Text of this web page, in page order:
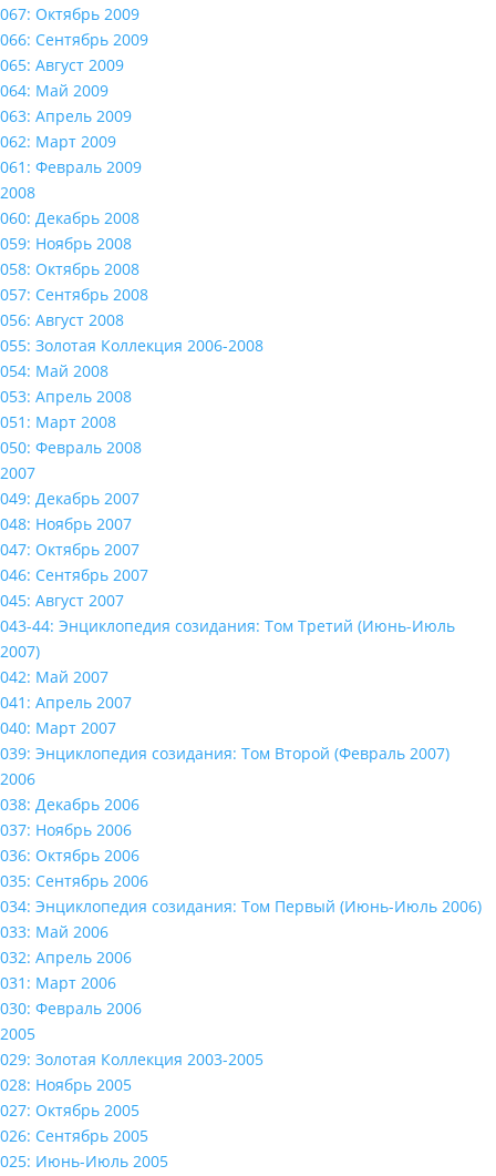
067: Октябрь 2009
066: Сентябрь 2009
065: Август 2009
064: Май 2009
063: Апрель 2009
062: Март 2009
061: Февраль 2009
2008
060: Декабрь 2008
059: Ноябрь 2008
058: Октябрь 2008
057: Сентябрь 2008
056: Август 2008
055: Золотая Коллекция 2006-2008
054: Май 2008
053: Апрель 2008
051: Март 2008
050: Февраль 2008
2007
049: Декабрь 2007
048: Ноябрь 2007
047: Октябрь 2007
046: Сентябрь 2007
045: Август 2007
043-44: Энциклопедия созидания: Том Третий (Июнь-Июль
2007)
042: Май 2007
041: Апрель 2007
040: Март 2007
039: Энциклопедия созидания: Том Второй (Февраль 2007)
2006
038: Декабрь 2006
037: Ноябрь 2006
036: Октябрь 2006
035: Сентябрь 2006
034: Энциклопедия созидания: Том Первый (Июнь-Июль 2006)
033: Май 2006
032: Апрель 2006
031: Март 2006
030: Февраль 2006
2005
029: Золотая Коллекция 2003-2005
028: Ноябрь 2005
027: Октябрь 2005
026: Сентябрь 2005
025: Июнь-Июль 2005